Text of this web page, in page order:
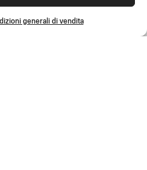
generali di vendita
accedi a contenuti esclusivi e